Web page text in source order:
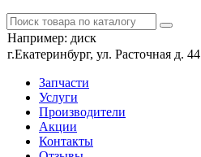
Например: диск
г.Екатеринбург, ул. Расточная д. 44
Запчасти
Услуги
Производители
Акции
Контакты